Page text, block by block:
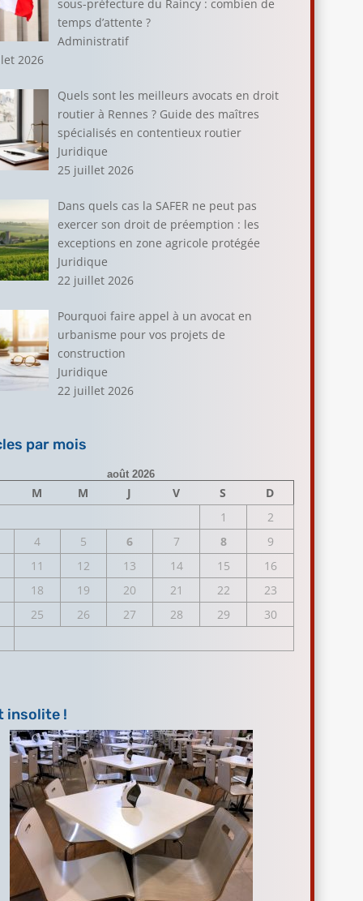
sous-préfecture du Raincy : combien de
temps d’attente ?
Administratif
2026
Quels sont les meilleurs avocats en droit
routier à Rennes ? Guide des maîtres
spécialisés en contentieux routier
Juridique
25 juillet 2026
Dans quels cas la SAFER ne peut pas
exercer son droit de préemption : les
exceptions en zone agricole protégée
Juridique
22 juillet 2026
Pourquoi faire appel à un avocat en
urbanisme pour vos projets de
construction
Juridique
22 juillet 2026
par mois
août 2026
M M J V S
D
1
2
4
5 6 7 8
9
11
12 13 14 15
16
18
19 20 21 22
23
25
26 27 28 29 30
insolite !